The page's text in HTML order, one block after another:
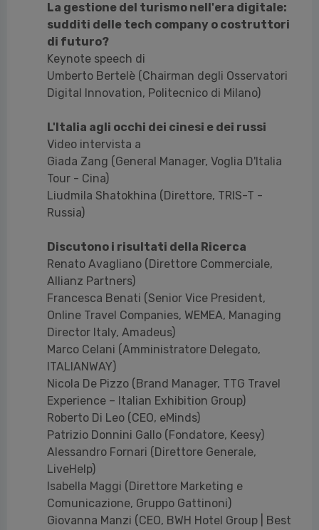
La gestione del turismo nell'era digitale:
sudditi delle tech company o costruttori
di futuro?
Keynote speech di
Umberto Bertelè (Chairman degli Osservatori
Digital Innovation, Politecnico di Milano)
L'Italia agli occhi dei cinesi e dei russi
Video intervista a
Giada Zang (General Manager, Voglia D'Italia
Tour - Cina)
Liudmila Shatokhina (Direttore, TRIS-T -
Russia)
Discutono i risultati della Ricerca
Renato Avagliano (Direttore Commerciale,
Allianz Partners)
Francesca Benati (Senior Vice President,
Online Travel Companies, WEMEA, Managing
Director Italy, Amadeus)
Marco Celani (Amministratore Delegato,
ITALIANWAY)
Nicola De Pizzo (Brand Manager, TTG Travel
Experience – Italian Exhibition Group)
Roberto Di Leo (CEO, eMinds)
Patrizio Donnini Gallo (Fondatore, Keesy)
Alessandro Fornari (Direttore Generale,
LiveHelp)
Isabella Maggi (Direttore Marketing e
Comunicazione, Gruppo Gattinoni)
Giovanna Manzi (CEO, BWH Hotel Group | Best